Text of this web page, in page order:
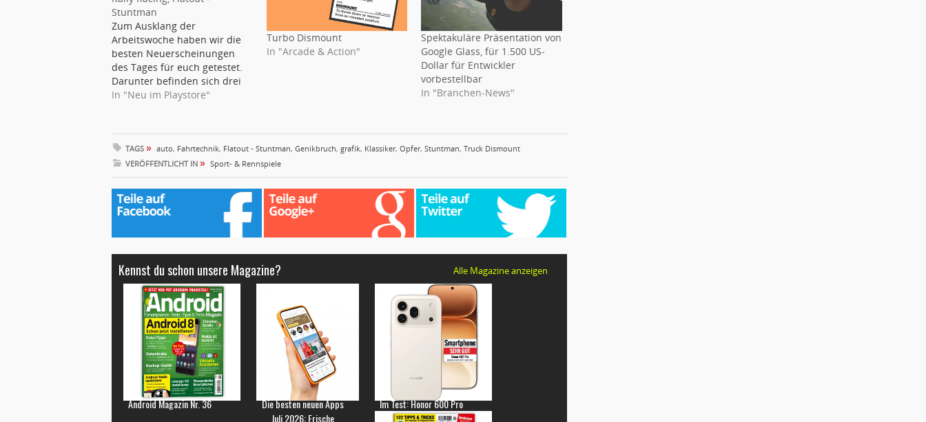
Stuntman
Zum Ausklang der
Arbeitswoche haben wir die
besten Neuerscheinungen
des Tages für euch getestet.
Darunter befinden sich drei
Spiele und eine Anwendung,
Manager PassWallet ist eine
aufregende Neuerscheinung
im Passwort-Managermarkt.
Die diversen innovativen
Funktionen bringen im
praktischen Einsatz echten
Mehrwert, die Verstecken-
In "Neu im Playstore"
Turbo Dismount
In "Arcade & Action"
Spektakuläre Präsentation von
Google Glass, für 1.500 US-
Dollar für Entwickler
vorbestellbar
In "Branchen-News"
TAGS » auto, Fahrtechnik, Flatout - Stuntman, Genikbruch, grafik, Klassiker, Opfer, Stuntman, Truck Dismount
VERÖFFENTLICHT IN » Sport- & Rennspiele
Kennst du schon unsere Magazine? Alle Magazine anzeigen
Android Magazin Nr. 36
Die besten neuen Apps
Juli 2026: Frische
Im Test: Honor 600 Pro